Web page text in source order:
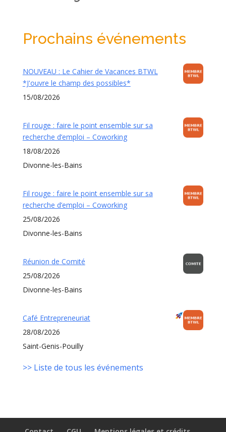
Prochains événements
NOUVEAU : Le Cahier de Vacances BTWL
*J'ouvre le champ des possibles*
15/08/2026
Fil rouge : faire le point ensemble sur sa
recherche d’emploi – Coworking
18/08/2026
Divonne-les-Bains
Fil rouge : faire le point ensemble sur sa
recherche d’emploi – Coworking
25/08/2026
Divonne-les-Bains
Réunion de Comité
25/08/2026
Divonne-les-Bains
Café Entrepreneuriat
28/08/2026
Saint-Genis-Pouilly
>> Liste de tous les événements